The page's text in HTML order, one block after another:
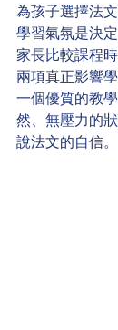
為孩子選擇法
學習氣氛是決
家長比較課程
兩項真正影響
一個優質的教
然、無壓力的
說法文的自信。